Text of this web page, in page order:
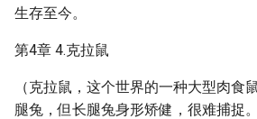
生存至今。
第4章 4.克拉鼠
（克拉鼠，这个世界的一种大型肉食
腿兔，但长腿兔身形矫健，很难捕捉